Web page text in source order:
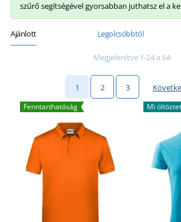
szűrő segítségével gyorsabban juthatsz el a
Ajánlott Legolcsóbbtól
Megjelenítve 1-24 a 64
1 2 3
Fenntarthatóság Mi